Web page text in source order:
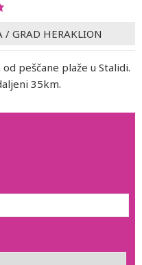
/ GRAD HERAKLION
peščane plaže u Stalidi.
35km.